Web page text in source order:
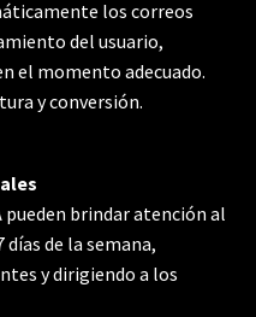
los correos
del usuario,
el momento adecuado.
y conversión.
brindar atención al
de la semana,
y dirigiendo a los